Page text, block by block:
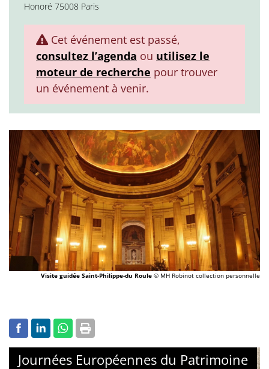
Honoré 75008 Paris
Cet événement est passé,
consultez l’agenda ou utilisez le
moteur de recherche pour trouver
un événement à venir.
Visite guidée Saint-Philippe-du Roule © MH Robinot collection personnelle
Journées Européennes du Patrimoine